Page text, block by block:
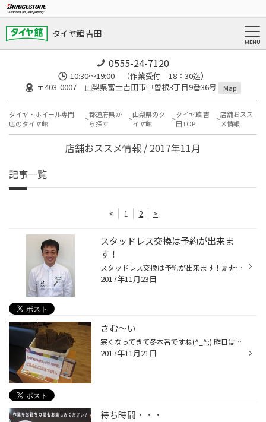
タイヤ館 吉田
0555-24-7120
10:30～19:00 （作業受付 18：30迄）
〒403-0007 山梨県富士吉田市中曽根3丁目9番36号
Map
タイヤ・ホイール専門
店のタイヤ館
都道府県か
ら探す
山梨県のタ
イヤ館
タイヤ館 吉
田TOP
店舗おスス
メ情報
店舗おススメ情報 / 2017年11月
記事一覧
< 1 2 >
スタッドレス交換は予約が出来ま
す！
スタッドレス交換は予約が出来ます！是非、お電話くださいませ！ TEL0555-24-7120 までお電話お待ちしております！
2017年11月23日
さむ～い
寒くなってきて冬本番ですね(^_^;) 昨日は帰るときフロントガラスが凍っていました・・ ビックリ！！！ｗｗｗ 店内は暖房を入れて 暖かくしているつもりですが 女性のお客様は寒く感じるかもしれません(>_<) ブランケットのご用意しています♪ ご自由にお使いください！！ その他、配慮の行き届いて...
2017年11月21日
待ち時間・・・